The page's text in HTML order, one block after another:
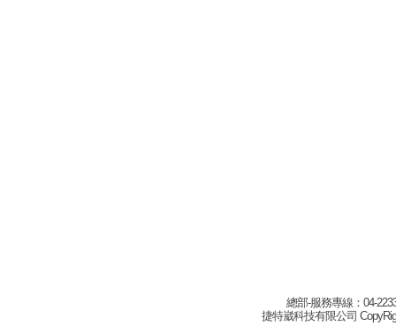
總部-服務專線：04-
捷特崴科技有限公司